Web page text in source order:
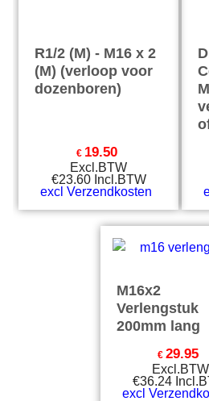
R1/2 (M) - M16 x 2
(M) (verloop voor
dozenboren)
€ 19.50
Excl.BTW
€23.60 Incl.BTW
excl Verzendkosten
M16x2
Verlengstuk
200mm lang
€ 29.95
Excl.BTW
€36.24
excl